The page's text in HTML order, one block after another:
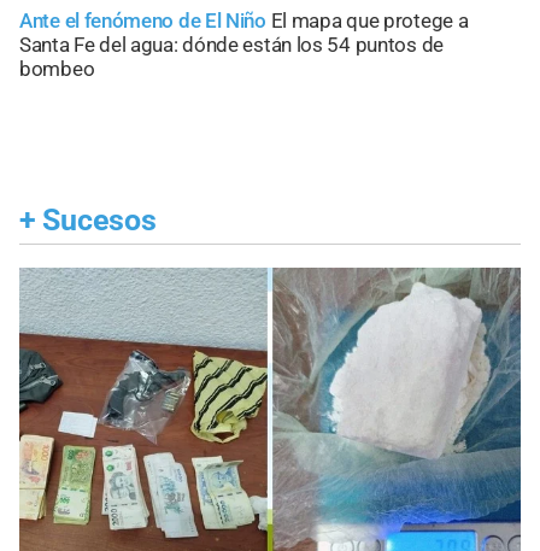
Ante el fenómeno de El Niño El mapa que protege a
Santa Fe del agua: dónde están los 54 puntos de
bombeo
+ Sucesos